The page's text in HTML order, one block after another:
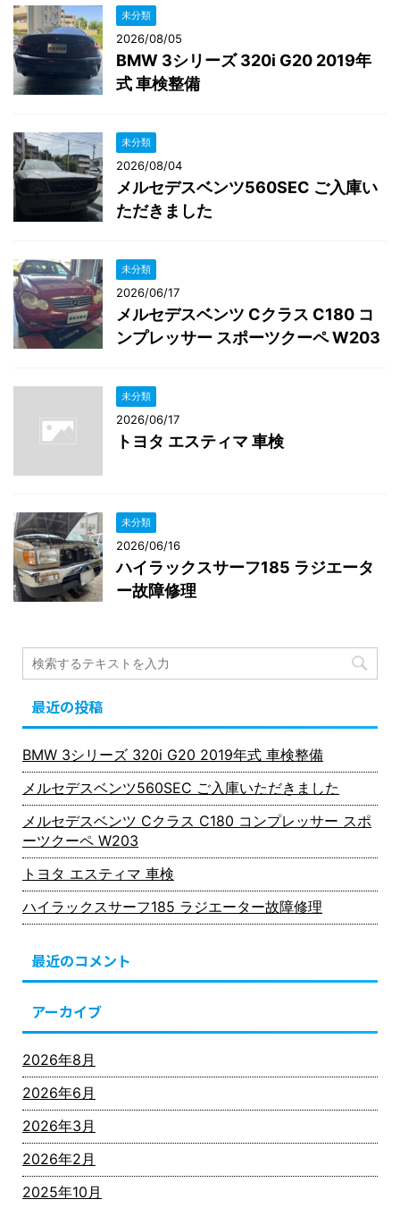
未分類
2026/08/05
BMW 3シリーズ 320i G20 2019年
式 車検整備
未分類
2026/08/04
メルセデスベンツ560SEC ご入庫い
ただきました
未分類
2026/06/17
メルセデスベンツ Cクラス C180 コ
ンプレッサー スポーツクーペ W203
未分類
2026/06/17
トヨタ エスティマ 車検
未分類
2026/06/16
ハイラックスサーフ185 ラジエータ
ー故障修理
最近の投稿
BMW 3シリーズ 320i G20 2019年式 車検整備
メルセデスベンツ560SEC ご入庫いただきました
メルセデスベンツ Cクラス C180 コンプレッサー スポ
ーツクーペ W203
トヨタ エスティマ 車検
ハイラックスサーフ185 ラジエーター故障修理
最近のコメント
アーカイブ
2026年8月
2026年6月
2026年3月
2026年2月
2025年10月